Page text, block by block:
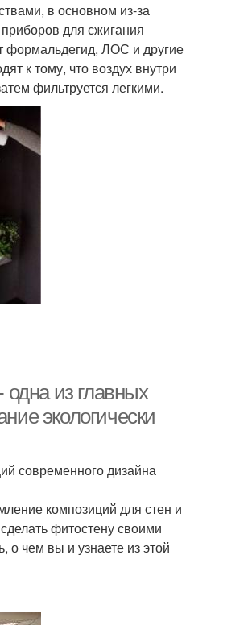
в основном из-за
для сжигания
формальдегид, ЛОС и другие
к тому, что воздух внутри
фильтруется легкими.
из главных
экологически
современного дизайна
композиций для стен и
фитостену своими
о чем вы и узнаете из этой